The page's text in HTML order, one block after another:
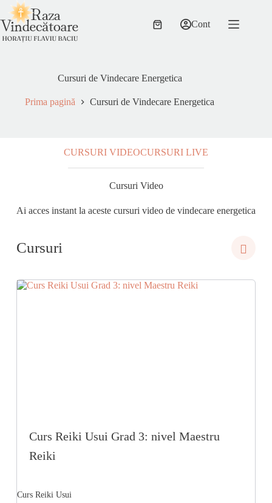
Sari
conținut
Coș
Cont
Cursuri de Vindecare Energetica
Prima pagină Cursuri de Vindecare Energetica
CURSURI VIDEOCURSURI LIVE
Cursuri Video
Ai acces instant la aceste cursuri video de vindecare energetica
Cursuri
Curs Reiki Usui Grad 3: nivel Maestru
Reiki